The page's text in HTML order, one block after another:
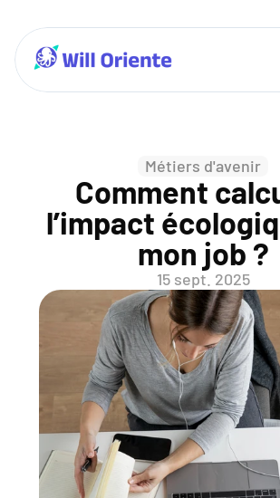
Métiers d'avenir
Comment
l’impact
mon job ?
15 sept. 2025